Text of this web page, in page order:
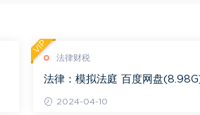
法律财税
法律：模拟法庭 百度网盘
2024-04-10
VIP